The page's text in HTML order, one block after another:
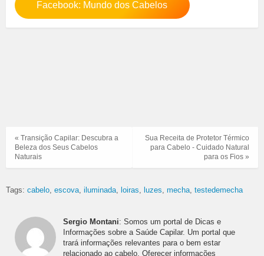
Facebook: Mundo dos Cabelos
Sua Receita de Protetor Térmico
para Cabelo - Cuidado Natural
para os Fios »
« Transição Capilar: Descubra a
Beleza dos Seus Cabelos
Naturais
Tags: cabelo escova iluminada loiras luzes mecha testedemecha
Sergio Montani: Somos um portal de Dicas e
Informações sobre a Saúde Capilar. Um portal que
trará informações relevantes para o bem estar
relacionado ao cabelo. Oferecer informações